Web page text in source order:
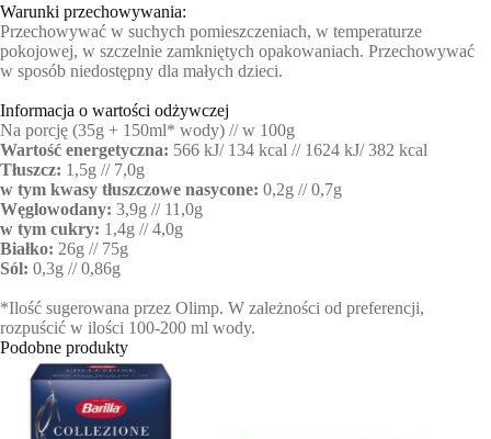
Warunki przechowywania:
Przechowywać w suchych pomieszczeniach, w temperaturze
pokojowej, w szczelnie zamkniętych opakowaniach. Przechowywać
w sposób niedostępny dla małych dzieci.
Informacja o wartości odżywczej
Na porcję (35g + 150ml* wody) // w 100g
Wartość energetyczna: 566 kJ/ 134 kcal // 1624 kJ/ 382 kcal
Tłuszcz: 1,5g // 7,0g
w tym kwasy tłuszczowe nasycone: 0,2g // 0,7g
Węglowodany: 3,9g // 11,0g
w tym cukry: 1,4g // 4,0g
Białko: 26g // 75g
Sól: 0,3g // 0,86g
*Ilość sugerowana przez Olimp. W zależności od preferencji,
rozpuścić w ilości 100-200 ml wody.
Podobne produkty